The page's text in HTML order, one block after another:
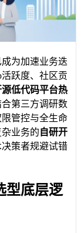
成为加速业务迭
跃度、社区贡
源低代码平台热
第三方调研数
管控与全生命
业务的 自研开
策者规避试错
型底层逻